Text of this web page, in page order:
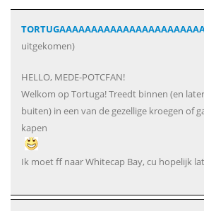
uitgekomen)
HELLO, MEDE-POTCFAN!
Welkom op Tortuga! Treedt binnen (en
buiten) in een van de gezellige kroegen of
kapen
Ik moet ff naar Whitecap Bay, cu hopelijk